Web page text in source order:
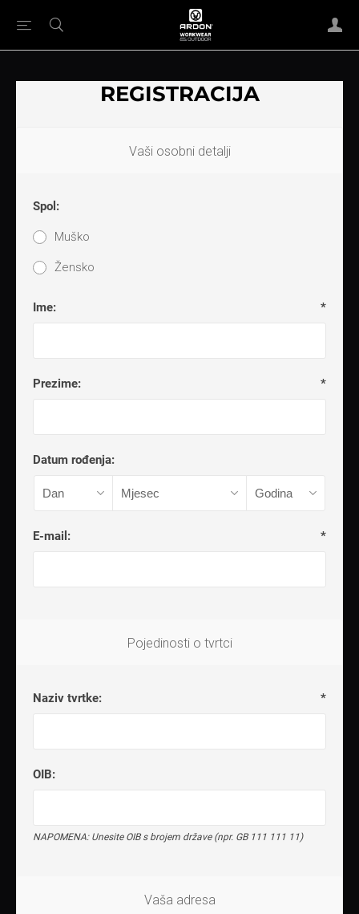
REGISTRACIJA
Vaši osobni detalji
Spol:
Muško
Žensko
Ime: *
Prezime: *
Datum rođenja:
E-mail: *
Pojedinosti o tvrtci
Naziv tvrtke: *
OIB:
NAPOMENA: Unesite OIB s brojem države (npr. GB 111 111 11)
Vaša adresa